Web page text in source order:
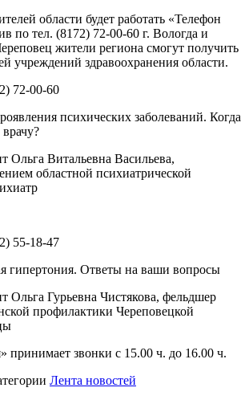
области будет работать «Телефон
по тел. (8172) 72-00-60 г. Вологда и
жители региона смогут получить
учреждений здравоохранения области.
72-00-60
психических заболеваний. Когда
врачу?
Ольга Витальевна Васильева,
областной психиатрической
55-18-47
гипертония. Ответы на ваши вопросы
Ольга Гурьевна Чистякова, фельдшер
профилактики Череповецкой
принимает звонки с 15.00 ч. до 16.00 ч.
Лента новостей